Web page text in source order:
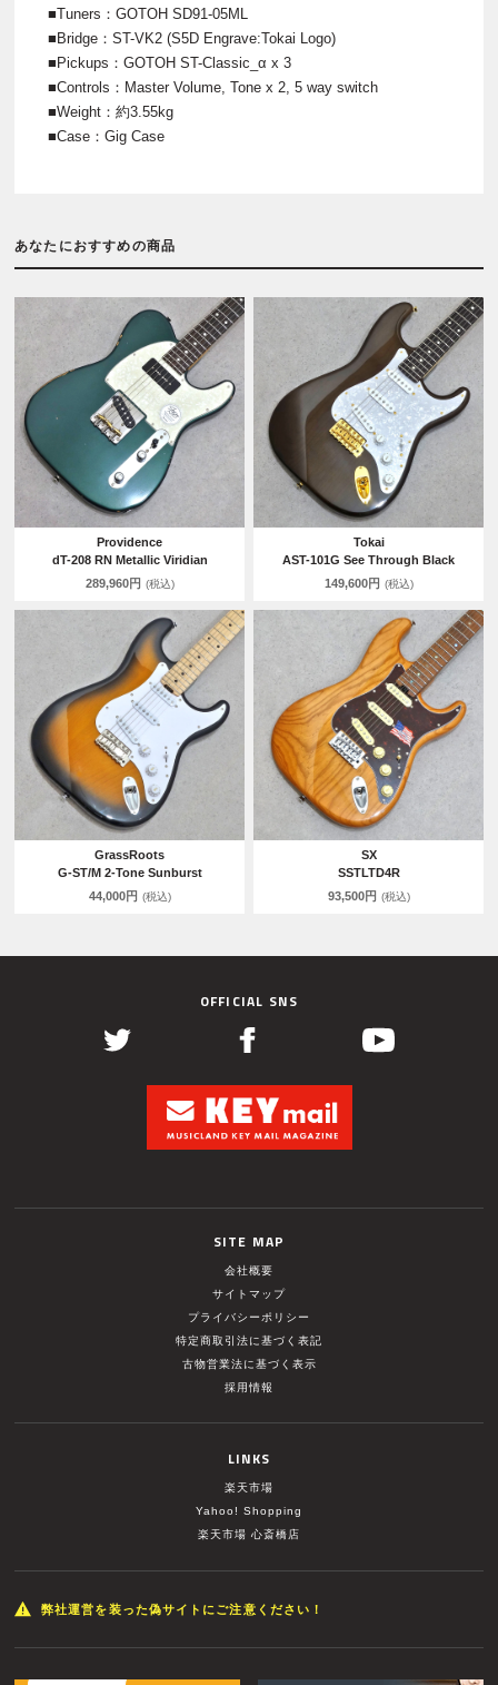
■Tuners：GOTOH SD91-05ML
■Bridge：ST-VK2 (S5D Engrave:Tokai Logo)
■Pickups：GOTOH ST-Classic_α x 3
■Controls：Master Volume, Tone x 2, 5 way switch
■Weight：約3.55kg
■Case：Gig Case
あなたにおすすめの商品
Providence
dT-208 RN Metallic Viridian
289,960円 (税込)
Tokai
AST-101G See Through Black
149,600円 (税込)
GrassRoots
G-ST/M 2-Tone Sunburst
44,000円 (税込)
SX
SSTLTD4R
93,500円 (税込)
OFFICIAL SNS
SITE MAP
会社概要
サイトマップ
プライバシーポリシー
特定商取引法に基づく表記
古物営業法に基づく表示
採用情報
LINKS
楽天市場
Yahoo! Shopping
楽天市場 心斎橋店
弊社運営を装った偽サイトにご注意ください！